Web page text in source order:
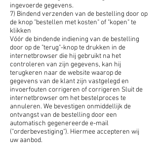
ingevoerde gegevens.
7) Bindend verzenden van de bestelling door op
de knop "bestellen met kosten" of "kopen" te
klikken
Vóór de bindende indiening van de bestelling
door op de "terug"-knop te drukken in de
internetbrowser die hij gebruikt na het
controleren van zijn gegevens, kan hij
terugkeren naar de website waarop de
gegevens van de klant zijn vastgelegd en
invoerfouten corrigeren of corrigeren Sluit de
internetbrowser om het bestelproces te
annuleren. We bevestigen onmiddellijk de
ontvangst van de bestelling door een
automatisch gegenereerde e-mail
("orderbevestiging"). Hiermee accepteren wij
uw aanbod.